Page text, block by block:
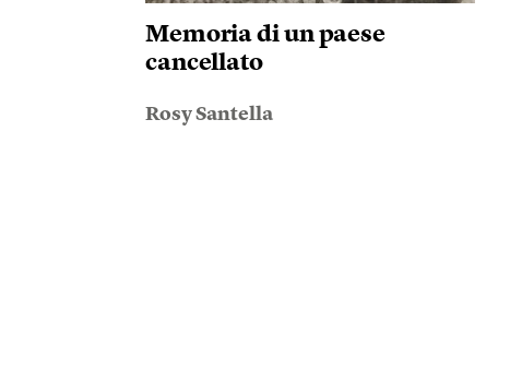
Memoria di un paese
cancellato
Rosy Santella